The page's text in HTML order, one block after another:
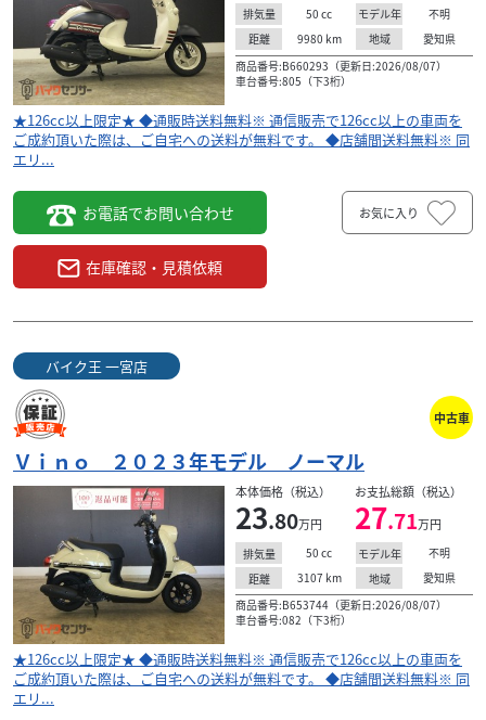
排気量 50 cc モデル年
不明
距離
9980 km 地域
愛知県
商品番号:B660293（更新日:2026/08/07）
車台番号:805（下3桁）
★126cc以上限定★ ◆通販時送料無料※ 通信販売で126cc以上の車両を
ご成約頂いた際は、ご自宅への送料が無料です。 ◆店舗間送料無料※ 同
エリ...
お電話でお問い合わせ
在庫確認・見積依頼
お気に入り
バイク王 一宮店
中古車
Ｖｉｎｏ ２０２３年モデル ノーマル
本体価格（税込）
23.80万円
お支払総額（税込）
27.71万円
排気量 50 cc モデル年
不明
距離
3107 km 地域
愛知県
商品番号:B653744（更新日:2026/08/07）
車台番号:082（下3桁）
★126cc以上限定★ ◆通販時送料無料※ 通信販売で126cc以上の車両を
ご成約頂いた際は、ご自宅への送料が無料です。 ◆店舗間送料無料※ 同
エリ...